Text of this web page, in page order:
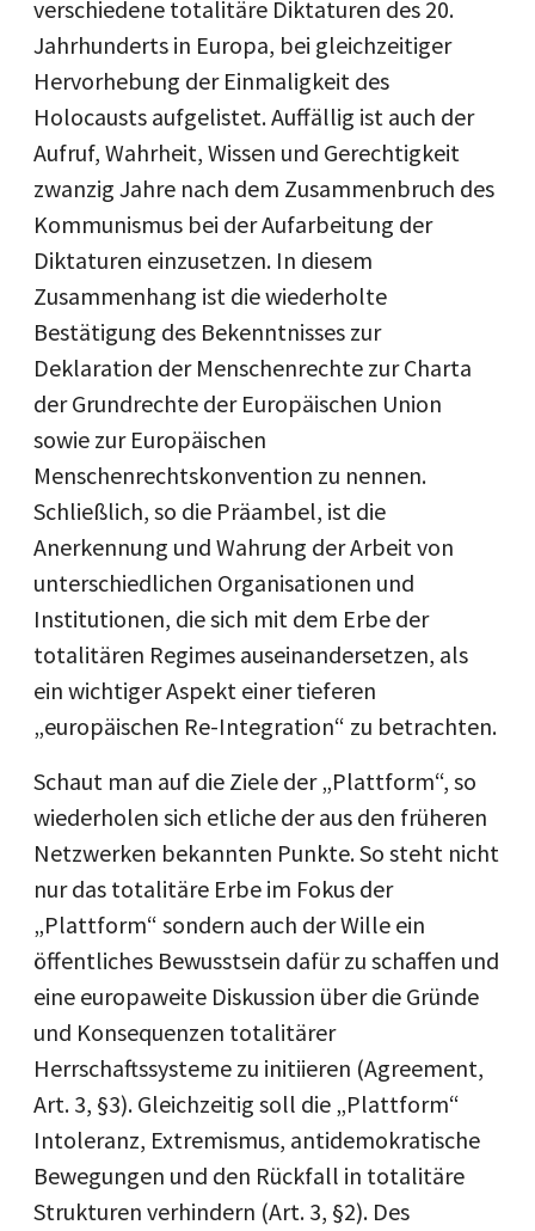
verschiedene totalitäre Diktaturen des 20.
Jahrhunderts in Europa, bei gleichzeitiger
Hervorhebung der Einmaligkeit des
Holocausts aufgelistet. Auffällig ist auch der
Aufruf, Wahrheit, Wissen und Gerechtigkeit
zwanzig Jahre nach dem Zusammenbruch des
Kommunismus bei der Aufarbeitung der
Diktaturen einzusetzen. In diesem
Zusammenhang ist die wiederholte
Bestätigung des Bekenntnisses zur
Deklaration der Menschenrechte zur Charta
der Grundrechte der Europäischen Union
sowie zur Europäischen
Menschenrechtskonvention zu nennen.
Schließlich, so die Präambel, ist die
Anerkennung und Wahrung der Arbeit von
unterschiedlichen Organisationen und
Institutionen, die sich mit dem Erbe der
totalitären Regimes auseinandersetzen, als
ein wichtiger Aspekt einer tieferen
„europäischen Re-Integration“ zu betrachten.
Schaut man auf die Ziele der „Plattform“, so
wiederholen sich etliche der aus den früheren
Netzwerken bekannten Punkte. So steht nicht
nur das totalitäre Erbe im Fokus der
„Plattform“ sondern auch der Wille ein
öffentliches Bewusstsein dafür zu schaffen und
eine europaweite Diskussion über die Gründe
und Konsequenzen totalitärer
Herrschaftssysteme zu initiieren (Agreement,
Art. 3, §3). Gleichzeitig soll die „Plattform“
Intoleranz, Extremismus, antidemokratische
Bewegungen und den Rückfall in totalitäre
Strukturen verhindern (Art. 3, §2). Des